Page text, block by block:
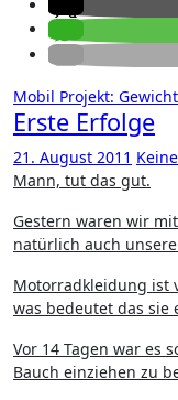
Mobil Projekt:
Erste Erfolge
21. August 2011
Mann, tut das gut.
Gestern waren wir
natürlich auch
Motorradkleidung ist
was bedeutet das
Vor 14 Tagen war es
Bauch einziehen zu